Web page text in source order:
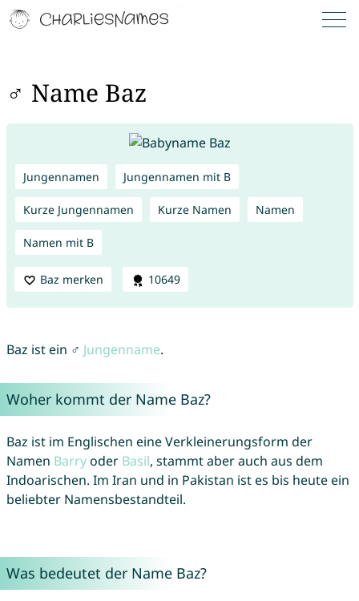
♂ Name Baz
Jungennamen Jungennamen mit B
Kurze Jungennamen Kurze Namen Namen
Namen mit B
Baz merken 10649
Baz ist ein ♂ Jungenname.
Woher kommt der Name Baz?
Baz ist im Englischen eine Verkleinerungsform der
Namen Barryoder Basil, stammt aber auch aus dem
Indoarischen. Im Iran und in Pakistan ist es bis heute ein
beliebter Namensbestandteil.
Was bedeutet der Name Baz?